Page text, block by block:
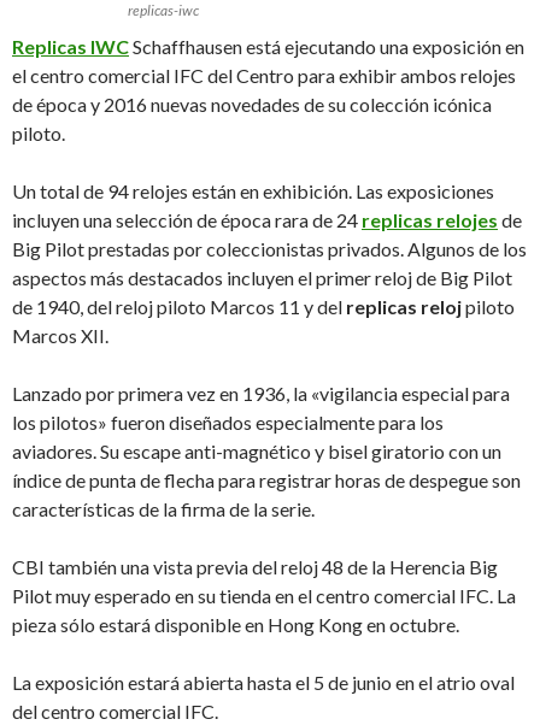
replicas-iwc
Replicas IWCSchaffhausen está ejecutando una exposición en
el centro comercial IFC del Centro para exhibir ambos relojes
de época y 2016 nuevas novedades de su colección icónica
piloto.
Un total de 94 relojes están en exhibición. Las exposiciones
incluyen una selección de época rara de 24 replicas relojes de
Big Pilot prestadas por coleccionistas privados. Algunos de los
aspectos más destacados incluyen el primer reloj de Big Pilot
de 1940, del reloj piloto Marcos 11 y del replicas relojpiloto
Marcos XII.
Lanzado por primera vez en 1936, la «vigilancia especial para
los pilotos» fueron diseñados especialmente para los
aviadores. Su escape anti-magnético y bisel giratorio con un
índice de punta de flecha para registrar horas de despegue son
características de la firma de la serie.
CBI también una vista previa del reloj 48 de la Herencia Big
Pilot muy esperado en su tienda en el centro comercial IFC. La
pieza sólo estará disponible en Hong Kong en octubre.
La exposición estará abierta hasta el 5 de junio en el atrio oval
del centro comercial IFC.